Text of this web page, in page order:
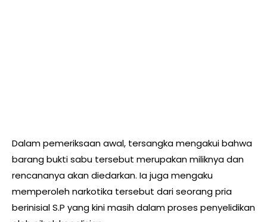
Dalam pemeriksaan awal, tersangka mengakui bahwa
barang bukti sabu tersebut merupakan miliknya dan
rencananya akan diedarkan. Ia juga mengaku
memperoleh narkotika tersebut dari seorang pria
berinisial S.P yang kini masih dalam proses penyelidikan